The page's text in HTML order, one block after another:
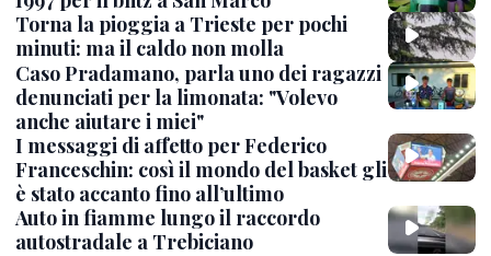
Torna la pioggia a Trieste per pochi
minuti: ma il caldo non molla
Caso Pradamano, parla uno dei ragazzi
denunciati per la limonata: "Volevo
anche aiutare i miei"
I messaggi di affetto per Federico
Franceschin: così il mondo del basket gli
è stato accanto fino all’ultimo
Auto in fiamme lungo il raccordo
autostradale a Trebiciano